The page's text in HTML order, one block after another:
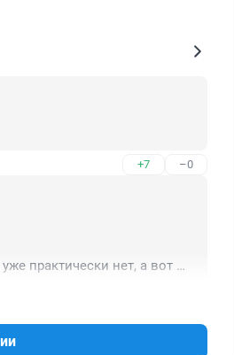
+7 –0
практически нет, а вот